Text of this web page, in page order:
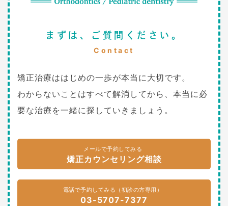
まずは、ご質問ください。
Contact
矯正治療ははじめの一歩が本当に大切です。
わからないことはすべて解消してから、本当に必
要な治療を一緒に探していきましょう。
メールで予約してみる
矯正カウンセリング相談
電話で予約してみる（初診の方専用）
03-5707-7377